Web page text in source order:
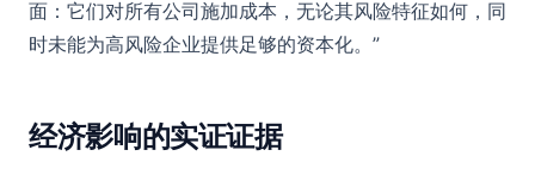
面：它们对所有公司施加成本，无论其风险特征如何，同
时未能为高风险企业提供足够的资本化。”
经济影响的实证证据